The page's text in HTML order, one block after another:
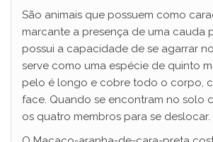
São animais que possuem como
marcante a presença de uma cauda
possui a capacidade de se agarrar
serve como uma espécie de quinto
pelo é longo e cobre todo o corpo,
face. Quando se encontram no solo
os quatro membros para se deslocar.